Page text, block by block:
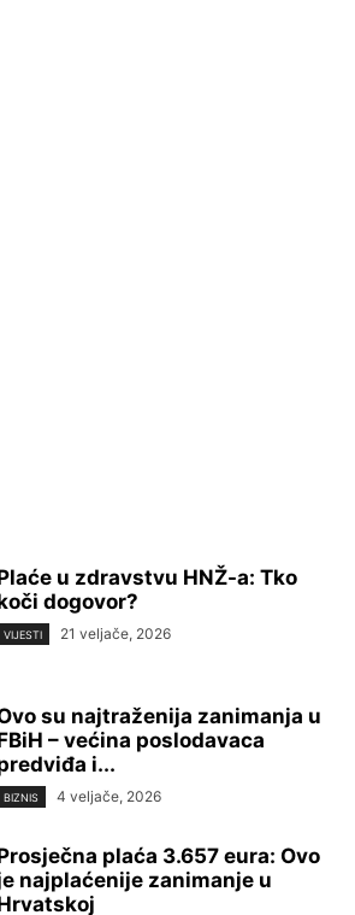
u zdravstvu HNŽ-a: Tko
dogovor?
VIJESTI 21 veljače, 2026
su najtraženija zanimanja u
– većina poslodavaca
i...
BIZNIS 4 veljače, 2026
plaća 3.657 eura: Ovo
najplaćenije zanimanje u